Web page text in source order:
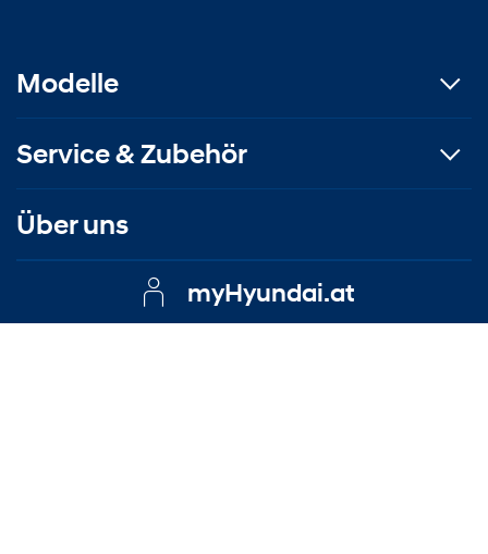
Modelle
Service & Zubehör
Über uns
myHyundai.at